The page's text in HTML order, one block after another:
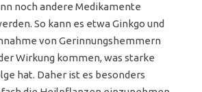
noch andere Medikamente
So kann es etwa Ginkgo und
von Gerinnungshemmern
Wirkung kommen, was starke
hat. Daher ist es besonders